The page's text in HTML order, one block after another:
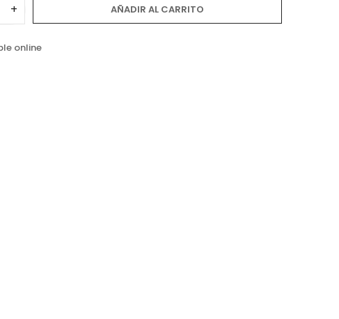
+ AÑADIR AL CARRITO
online